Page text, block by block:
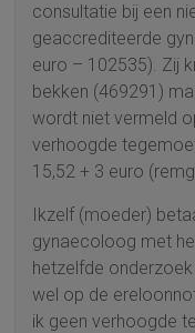
consultatie bij een
geaccrediteerde
euro – 102535). Zij
bekken (469291)
wordt niet vermeld
verhoogde
15,52 + 3 euro
Ikzelf (moeder)
gynaecoloog met
hetzelfde
wel op de
ik geen verhoogde